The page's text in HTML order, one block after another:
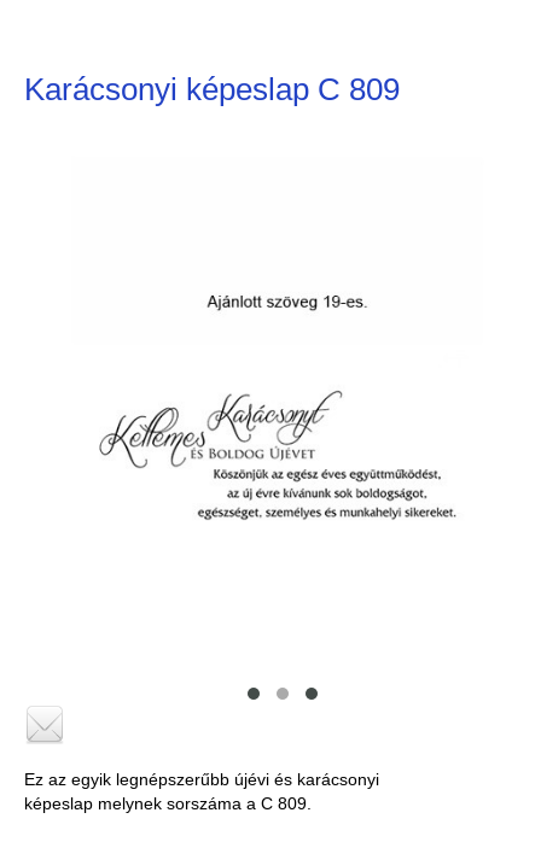
Karácsonyi képeslap C 809
Ez az egyik legnépszerűbb újévi és karácsonyi
képeslap melynek sorszáma a C 809.